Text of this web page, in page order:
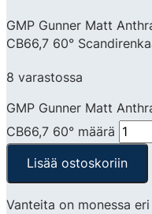
GMP Gunner Matt
CB66,7 60°
8 varastossa
GMP Gunner Matt
CB66,7 60° määrä
Lisää ostoskoriin
Vanteita on monessa